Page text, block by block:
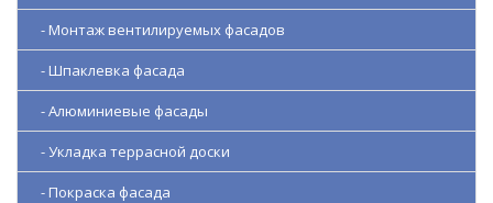
- Монтаж вентилируемых фасадов
- Шпаклевка фасада
- Алюминиевые фасады
- Укладка террасной доски
- Покраска фасада